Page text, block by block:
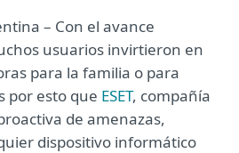
– Con el avance
usuarios invirtieron en
para la familia o para
por esto que ESET, compañía
de amenazas,
dispositivo informático